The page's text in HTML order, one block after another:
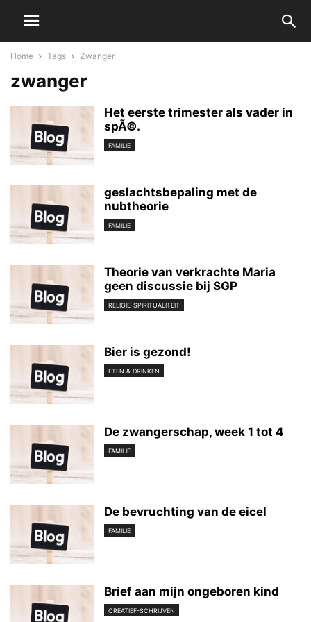
Home Tags Zwanger
zwanger
Het eerste trimester als vader in
spÃ©.
FAMILIE
geslachtsbepaling met de
nubtheorie
FAMILIE
Theorie van verkrachte Maria
geen discussie bij SGP
RELIGIE-SPIRITUALITEIT
Bier is gezond!
ETEN & DRINKEN
De zwangerschap, week 1 tot 4
FAMILIE
De bevruchting van de eicel
FAMILIE
Brief aan mijn ongeboren kind
CREATIEF-SCHRIJVEN